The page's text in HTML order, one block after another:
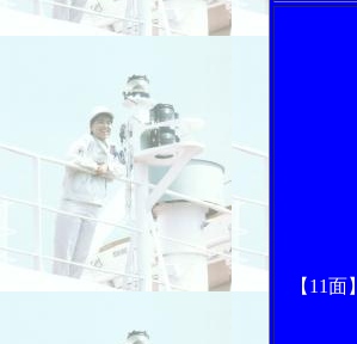
【11面】